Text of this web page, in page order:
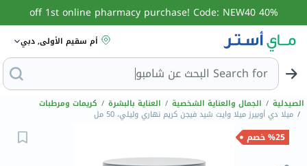
40% off 1st online pharmacy purchase! Code: NEW40
أم سقيم الأولى, دبي
Search for ال
الصيدلية / الجمال والعناية الشخصية / العناية بالبشرة / كريمات ومرطبات
/ ميلا دي أوبيرز ميلا وايت شيد فيجن كريم نهاري وليلي، 50 مل
%25 خصم